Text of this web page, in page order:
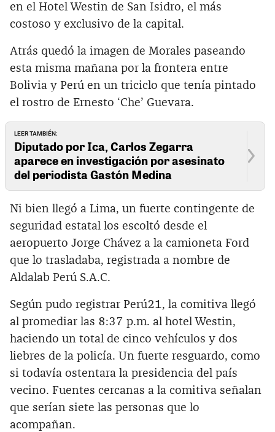
en el Hotel Westin de San Isidro, el más
costoso y exclusivo de la capital.
Atrás quedó la imagen de Morales paseando
esta misma mañana por la frontera entre
Bolivia y Perú en un triciclo que tenía pintado
el rostro de Ernesto ‘Che’ Guevara.
LEER TAMBIÉN:
Diputado por Ica, Carlos Zegarra
aparece en investigación por asesinato
del periodista Gastón Medina
Ni bien llegó a Lima, un fuerte contingente de
seguridad estatal los escoltó desde el
aeropuerto Jorge Chávez a la camioneta Ford
que lo trasladaba, registrada a nombre de
Aldalab Perú S.A.C.
Según pudo registrar Perú21, la comitiva llegó
al promediar las 8:37 p.m. al hotel Westin,
haciendo un total de cinco vehículos y dos
liebres de la policía. Un fuerte resguardo, como
si todavía ostentara la presidencia del país
vecino. Fuentes cercanas a la comitiva señalan
que serían siete las personas que lo
acompañan.